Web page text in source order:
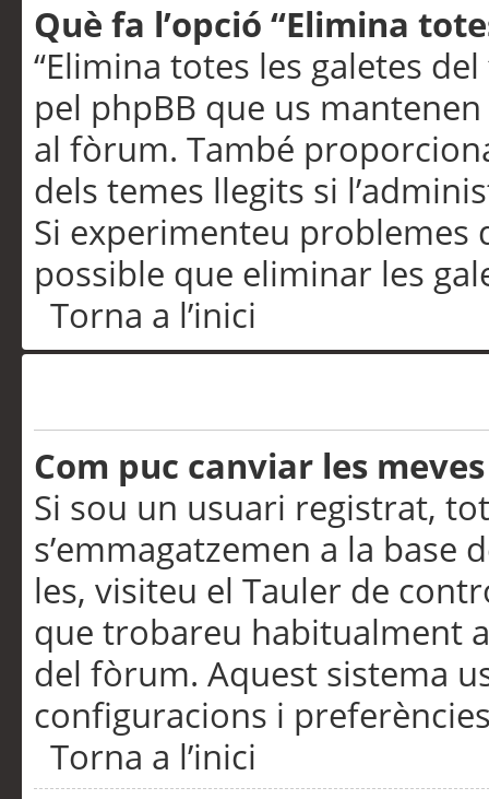
Què fa l’opció “Elimina
“Elimina totes les galetes
pel phpBB que us
al fòrum. També
dels temes llegits si
Si experimenteu problemes
possible que eliminar les
Torna a l’inici
Com puc canviar les
Si sou un usuari registrat,
s’emmagatzemen a la
les, visiteu el Tauler de
que trobareu habitualment
del fòrum. Aquest sistema
configuracions i
Torna a l’inici